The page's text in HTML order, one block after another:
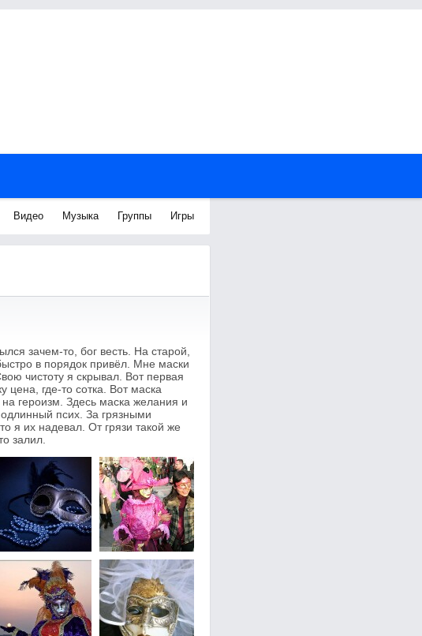
Видео Музыка Группы Игры
зачем-то, бог весть. На старой,
в порядок привёл. Мне маски
чистоту я скрывал. Вот первая
цена, где-то сотка. Вот маска
героизм. Здесь маска желания и
псих. За грязными
я их надевал. От грязи такой же
залил.